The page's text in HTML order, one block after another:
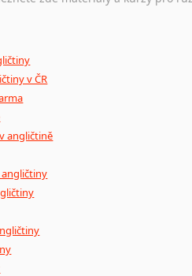
v ČR
angličtině